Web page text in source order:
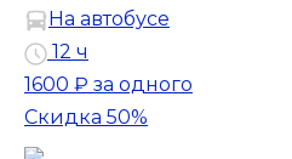
На автобусе
12 ч
1600 ₽ за одного
Скидка 50%